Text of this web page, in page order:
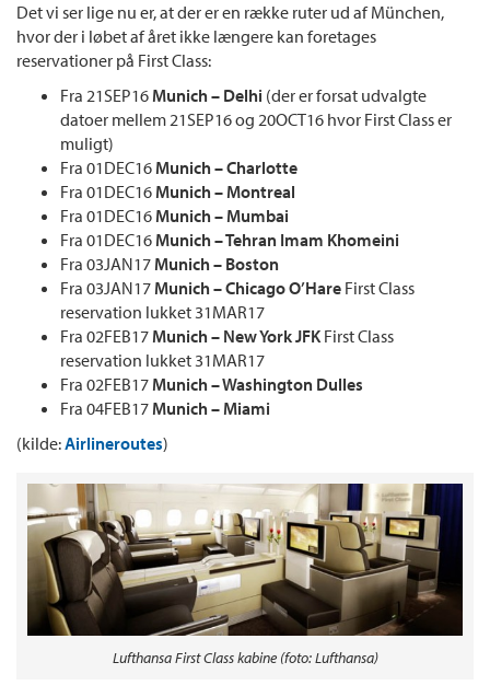
Det vi ser lige nu er, at der er en række ruter ud af München,
hvor der i løbet af året ikke længere kan foretages
reservationer på First Class:
Fra 21SEP16 Munich – Delhi (der er forsat udvalgte
datoer mellem 21SEP16 og 20OCT16 hvor First Class er
muligt)
Fra 01DEC16 Munich – Charlotte
Fra 01DEC16 Munich – Montreal
Fra 01DEC16 Munich – Mumbai
Fra 01DEC16 Munich – Tehran Imam Khomeini
Fra 03JAN17 Munich – Boston
Fra 03JAN17 Munich – Chicago O’Hare First Class
reservation lukket 31MAR17
Fra 02FEB17 Munich – New York JFKFirst Class
reservation lukket 31MAR17
Fra 02FEB17 Munich – Washington Dulles
Fra 04FEB17 Munich – Miami
(kilde:Airlineroutes)
Lufthansa First Class kabine (foto: Lufthansa)